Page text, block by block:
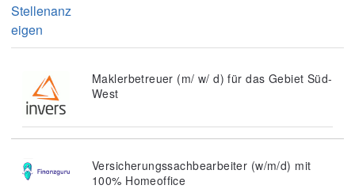
Stellenanz
eigen
Maklerbetreuer (m/ w/ d) für das Gebiet Süd-
West
Versicherungssachbearbeiter (w/m/d) mit
100% Homeoffice